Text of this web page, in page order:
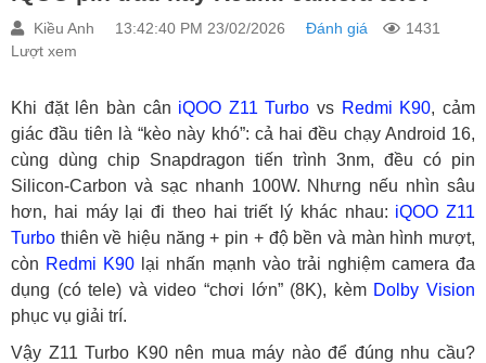
Kiều Anh 13:42:40 PM 23/02/2026 Đánh giá
1431
Lượt xem
Khi đặt lên bàn cân iQOO Z11 Turbo vs Redmi K90, cảm
giác đầu tiên là “kèo này khó”: cả hai đều chạy Android 16,
cùng dùng chip Snapdragon tiến trình 3nm, đều có pin
Silicon-Carbon và sạc nhanh 100W. Nhưng nếu nhìn sâu
hơn, hai máy lại đi theo hai triết lý khác nhau: iQOO Z11
Turbo thiên về hiệu năng + pin + độ bền và màn hình mượt,
còn Redmi K90 lại nhấn mạnh vào trải nghiệm camera đa
dụng (có tele) và video “chơi lớn” (8K), kèm Dolby Vision
phục vụ giải trí.
Vậy Z11 Turbo K90 nên mua máy nào để đúng nhu cầu?